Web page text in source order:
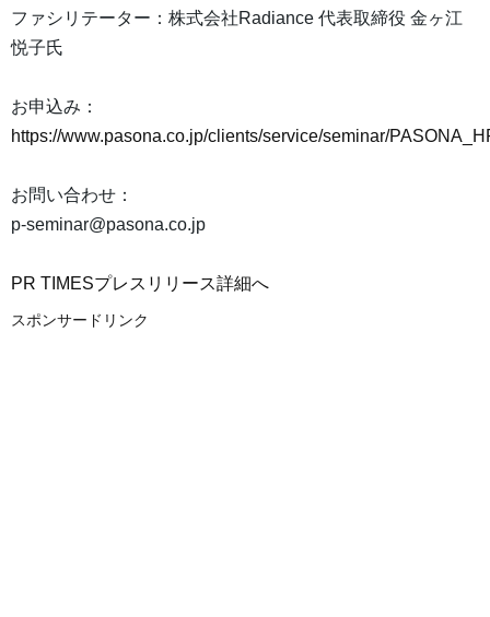
ファシリテーター：株式会社Radiance 代表取締役 金ヶ江
悦子氏
お申込み：
https://www.pasona.co.jp/clients/service/seminar/
お問い合わせ：
p-seminar@pasona.co.jp
PR TIMESプレスリリース詳細へ
スポンサードリンク